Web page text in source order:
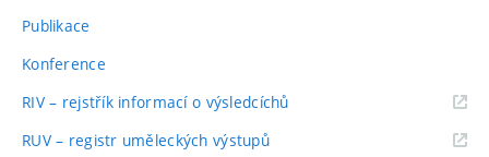
Publikace
Konference
RIV – rejstřík informací o výsledcíchů
RUV – registr uměleckých výstupů